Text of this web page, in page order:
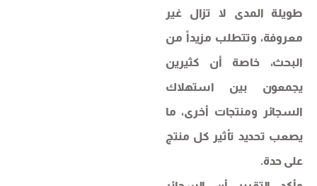
طويلة المدى لا تزال غير
معروفة، وتتطلب مزيداً من
البحث، خاصة أن كثيرين
يجمعون بين استهلاك
السجائر ومنتجات أخرى، ما
يصعب تحديد تأثير كل منتج
على حدة.